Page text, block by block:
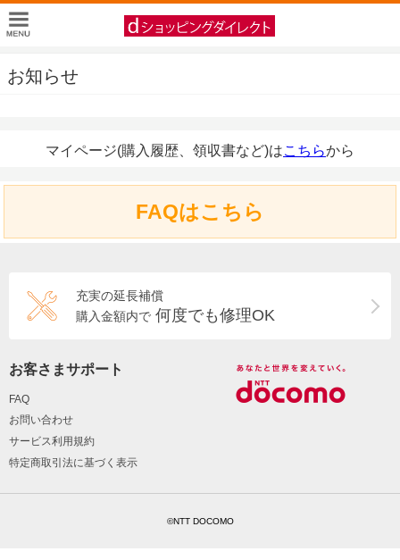
お知らせ
マイページ(購入履歴、領収書など)はこちらから
FAQはこちら
充実の延長補償
購入金額内で 何度でも修理OK
お客さまサポート
FAQ
お問い合わせ
サービス利用規約
特定商取引法に基づく表示
©NTT DOCOMO